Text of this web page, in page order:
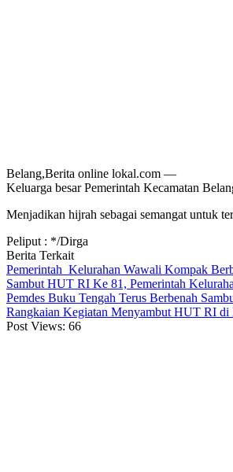
Belang,Berita online lokal.com —
Keluarga besar Pemerintah Kecamatan
Menjadikan hijrah sebagai semangat untuk
Peliput : */Dirga
Berita Terkait
Pemerintah Kelurahan Wawali Kompak
Sambut HUT RI Ke 81, Pemerintah
Pemdes Buku Tengah Terus Berbenah
Rangkaian Kegiatan Menyambut HUT RI di
Post Views: 66